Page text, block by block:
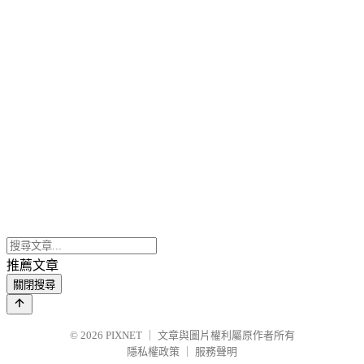
推薦文章
關閉搜尋
© 2026 PIXNET
文章與圖片權利屬原作者所有
隱私權政策
服務聲明